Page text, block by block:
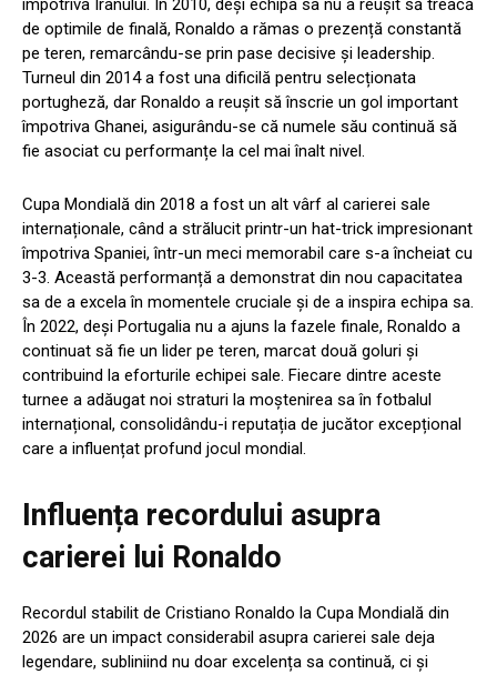
împotriva Iranului. În 2010, deși echipa sa nu a reușit să treacă
de optimile de finală, Ronaldo a rămas o prezență constantă
pe teren, remarcându-se prin pase decisive și leadership.
Turneul din 2014 a fost una dificilă pentru selecționata
portugheză, dar Ronaldo a reușit să înscrie un gol important
împotriva Ghanei, asigurându-se că numele său continuă să
fie asociat cu performanțe la cel mai înalt nivel.
Cupa Mondială din 2018 a fost un alt vârf al carierei sale
internaționale, când a strălucit printr-un hat-trick impresionant
împotriva Spaniei, într-un meci memorabil care s-a încheiat cu
3-3. Această performanță a demonstrat din nou capacitatea
sa de a excela în momentele cruciale și de a inspira echipa sa.
În 2022, deși Portugalia nu a ajuns la fazele finale, Ronaldo a
continuat să fie un lider pe teren, marcat două goluri și
contribuind la eforturile echipei sale. Fiecare dintre aceste
turnee a adăugat noi straturi la moștenirea sa în fotbalul
internațional, consolidându-i reputația de jucător excepțional
care a influențat profund jocul mondial.
Influența recordului asupra
carierei lui Ronaldo
Recordul stabilit de Cristiano Ronaldo la Cupa Mondială din
2026 are un impact considerabil asupra carierei sale deja
legendare, subliniind nu doar excelența sa continuă, ci și